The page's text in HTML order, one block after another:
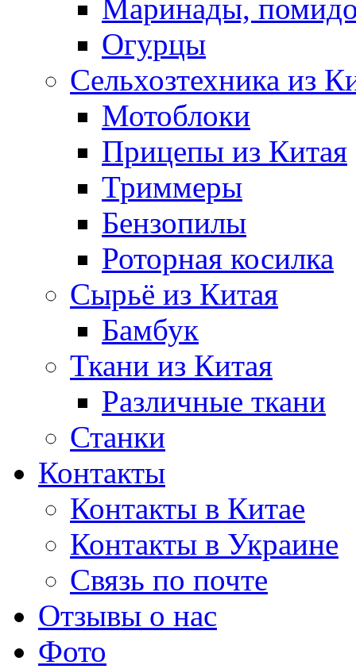
Маринады,
Огурцы
Сельхозтехника из
Мотоблоки
Прицепы из Китая
Триммеры
Бензопилы
Роторная косилка
Сырьё из Китая
Бамбук
Ткани из Китая
Различные ткани
Станки
Контакты
Контакты в Китае
Контакты в Украине
Связь по почте
Отзывы о нас
Фото